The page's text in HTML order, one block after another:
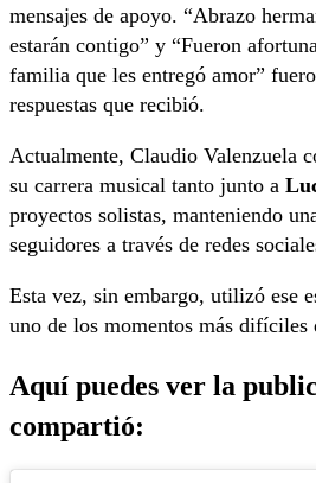
mensajes de apoyo. “Abrazo
estarán contigo” y “Fueron
familia que les entregó amor”
respuestas que recibió.
Actualmente, Claudio Valenzuela
su carrera musical tanto junto a
proyectos solistas, manteniendo
seguidores a través de redes
Esta vez, sin embargo, utilizó ese
uno de los momentos más difíciles
Aquí puedes ver la
compartió: